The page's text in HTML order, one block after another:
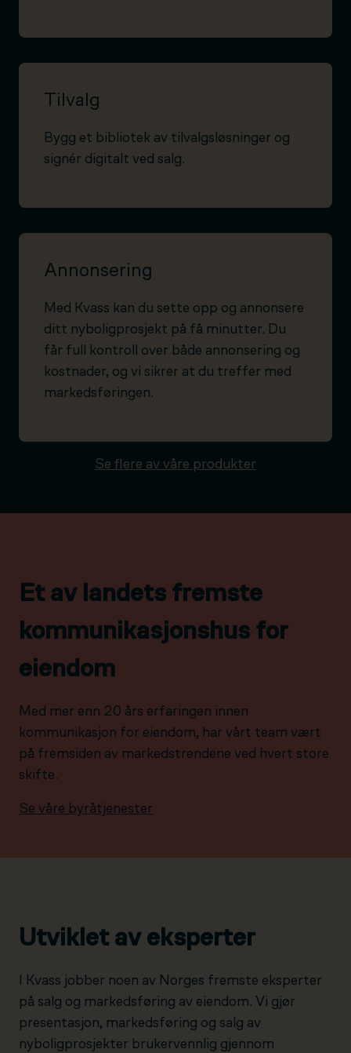
Tilvalg
Bygg et bibliotek av tilvalgsløsninger og
signér digitalt ved salg.
Annonsering
Med Kvass kan du sette opp og annonsere
ditt nyboligprosjekt på få minutter. Du
får full kontroll over både annonsering og
kostnader, og vi sikrer at du treffer med
markedsføringen.
Se flere av våre produkter
Et av landets fremste
kommunikasjonshus for
eiendom
Med mer enn 20 års erfaringen innen
kommunikasjon for eiendom, har vårt team vært
på fremsiden av markedstrendene ved hvert store
skifte.
Se våre byråtjenester
Utviklet av eksperter
I Kvass jobber noen av Norges fremste eksperter
på salg og markedsføring av eiendom. Vi gjør
presentasjon, markedsføring og salg av
nyboligprosjekter brukervennlig gjennom